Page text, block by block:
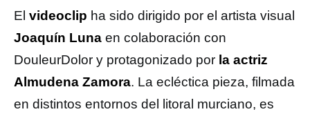
El videoclip ha sido dirigido por el artista visual
Joaquín Luna en colaboración con
DouleurDolor y protagonizado por la actriz
Almudena Zamora. La ecléctica pieza, filmada
en distintos entornos del litoral murciano, es